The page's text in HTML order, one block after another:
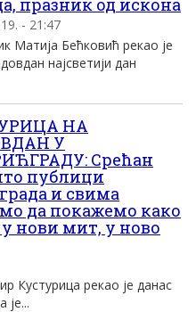
празник од искона
- 21:47
Матија Бећковић рекао је
најсветији дан
НА
У
Срећан
публици
и свима
да покажемо како
у нови мит, у ново
Кустурица рекао је данас